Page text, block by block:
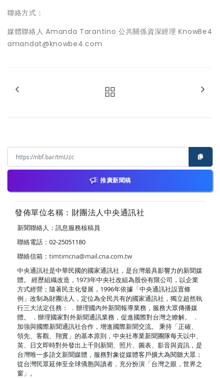
聯絡方式：
媒體聯絡人 Amanda Tarantino 公共關係資深經理 KnowBe4
amandat@knowbe4.com
推廣新聞稿
發佈單位名稱：財團法人中央通訊社
新聞聯絡人：訊息服務核稿員
聯絡電話：02-25051180
聯絡信箱： timtimcna@mail.cna.com.tw
中央通訊社是中華民國的國家通訊社，是台灣最具影響力的新聞媒
體。 經歷組織改造，1973年中央社改組為股份有限公司，以企業
方式經營；隨著民主化發展，1996年依據「中央通訊社設置條
例」改制為財團法人，定位為全民共有的國家通訊社，獨立超然執
行三大法定任務： ．辦理國內外新聞報導業務，服務大眾傳播媒
體。 ．辦理國家對外新聞通訊業務，促進國際對台灣之瞭解。 ．
加強與國際新聞通訊社合作，增進國際新聞交流。 秉持「正確、
領先、客觀、翔實」的基本原則，中央社專業新聞團隊每天以中、
英、日文即時對外發出上千則新聞、照片、圖表、影音與資訊，是
台灣唯一多語文新聞媒體，服務對象從媒體客戶擴大為閱聽大眾；
從台灣民眾延伸至全球僑胞與讀者，充分扮演「台灣之眼，世界之
窗」。